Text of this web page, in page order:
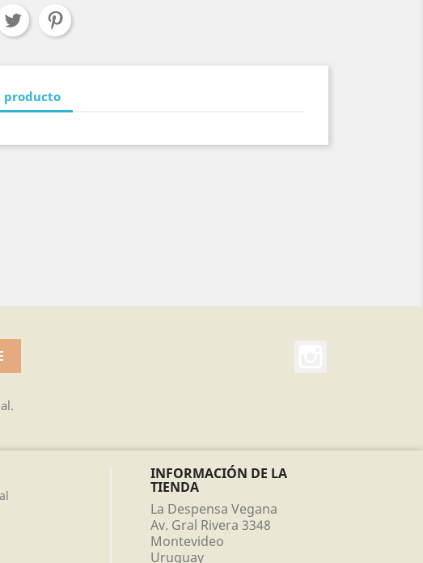
producto
INFORMACIÓN DE LA
TIENDA
La Despensa Vegana
Av. Gral Rivera 3348
Montevideo
Uruguay